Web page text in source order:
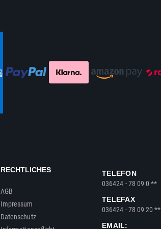
RECHTLICHES
AGB
Impressum
Datenschutz
TELEFON
036424 - 78 09 0 **
TELEFAX
036424 - 78 09 20 **
EMAIL: